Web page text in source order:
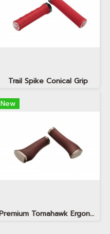
Trail Spike Conical Grip
New
Premium Tomahawk Ergonomic Grip Trigger Shifter Compatible